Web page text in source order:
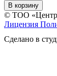
В корзину
© ТОО «Центр
Лицензия
Сделано в